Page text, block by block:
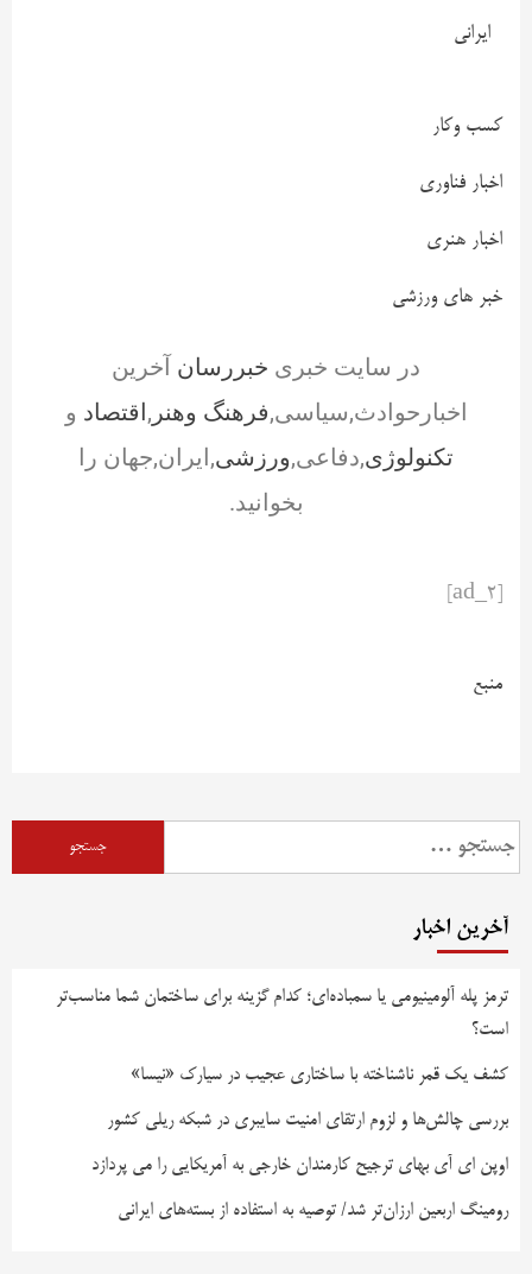
ایرانی
کسب وکار
اخبار فناوری
اخبار هنری
خبر های ورزشی
در سایت خبری خبررسان آخرین
اخبارحوادث,سیاسی,فرهنگ وهنر ,اقتصاد و
تکنولوژی,دفاعی,ورزشی,ایران,جهان را
بخوانید.
منبع
آخرین اخبار
ترمز پله آلومینیومی یا سمباده‌ای؛ کدام گزینه برای ساختمان شما مناسب‌تر
است؟
کشف یک قمر ناشناخته با ساختاری عجیب در سیارک «نیسا»
بررسی چالش‌ها و لزوم ارتقای امنیت سایبری در شبکه ریلی کشور
اوپن ای آی بهای ترجیح کارمندان خارجی به آمریکایی را می پردازد
رومینگ اربعین ارزان‌تر شد/ توصیه به استفاده از بسته‌های ایرانی